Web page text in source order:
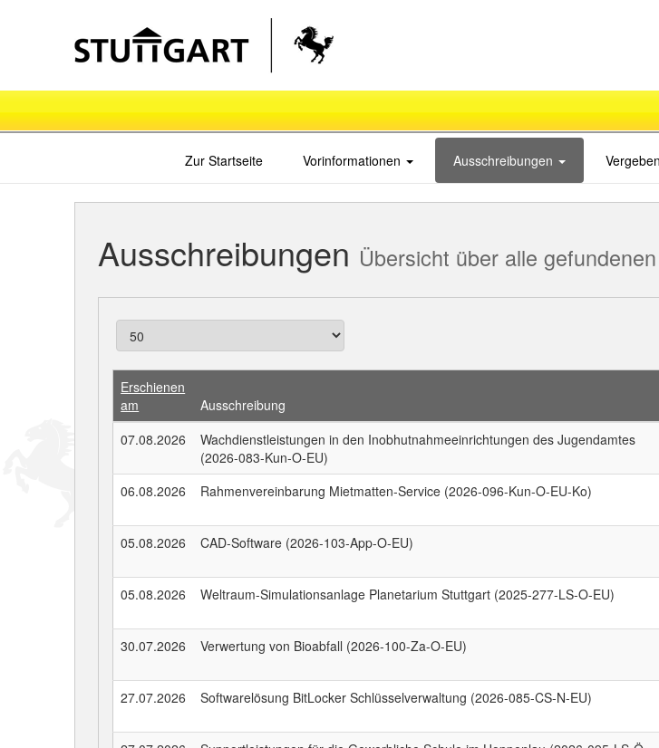
Zur Startseite Vorinformationen Ausschreibungen
Ausschreibungen Übersicht über alle
Erschienen
am
Ausschreibung
07.08.2026
Wachdienstleistungen in den Inobhutnahmeeinrichtungen des Jugendamtes
(2026-083-Kun-O-EU)
06.08.2026
Rahmenvereinbarung Mietmatten-Service (2026-096-Kun-O-EU-Ko)
05.08.2026
CAD-Software (2026-103-App-O-EU)
05.08.2026
Weltraum-Simulationsanlage Planetarium Stuttgart (2025-277-LS-O-EU)
30.07.2026
Verwertung von Bioabfall (2026-100-Za-O-EU)
27.07.2026
Softwarelösung BitLocker Schlüsselverwaltung (2026-085-CS-N-EU)